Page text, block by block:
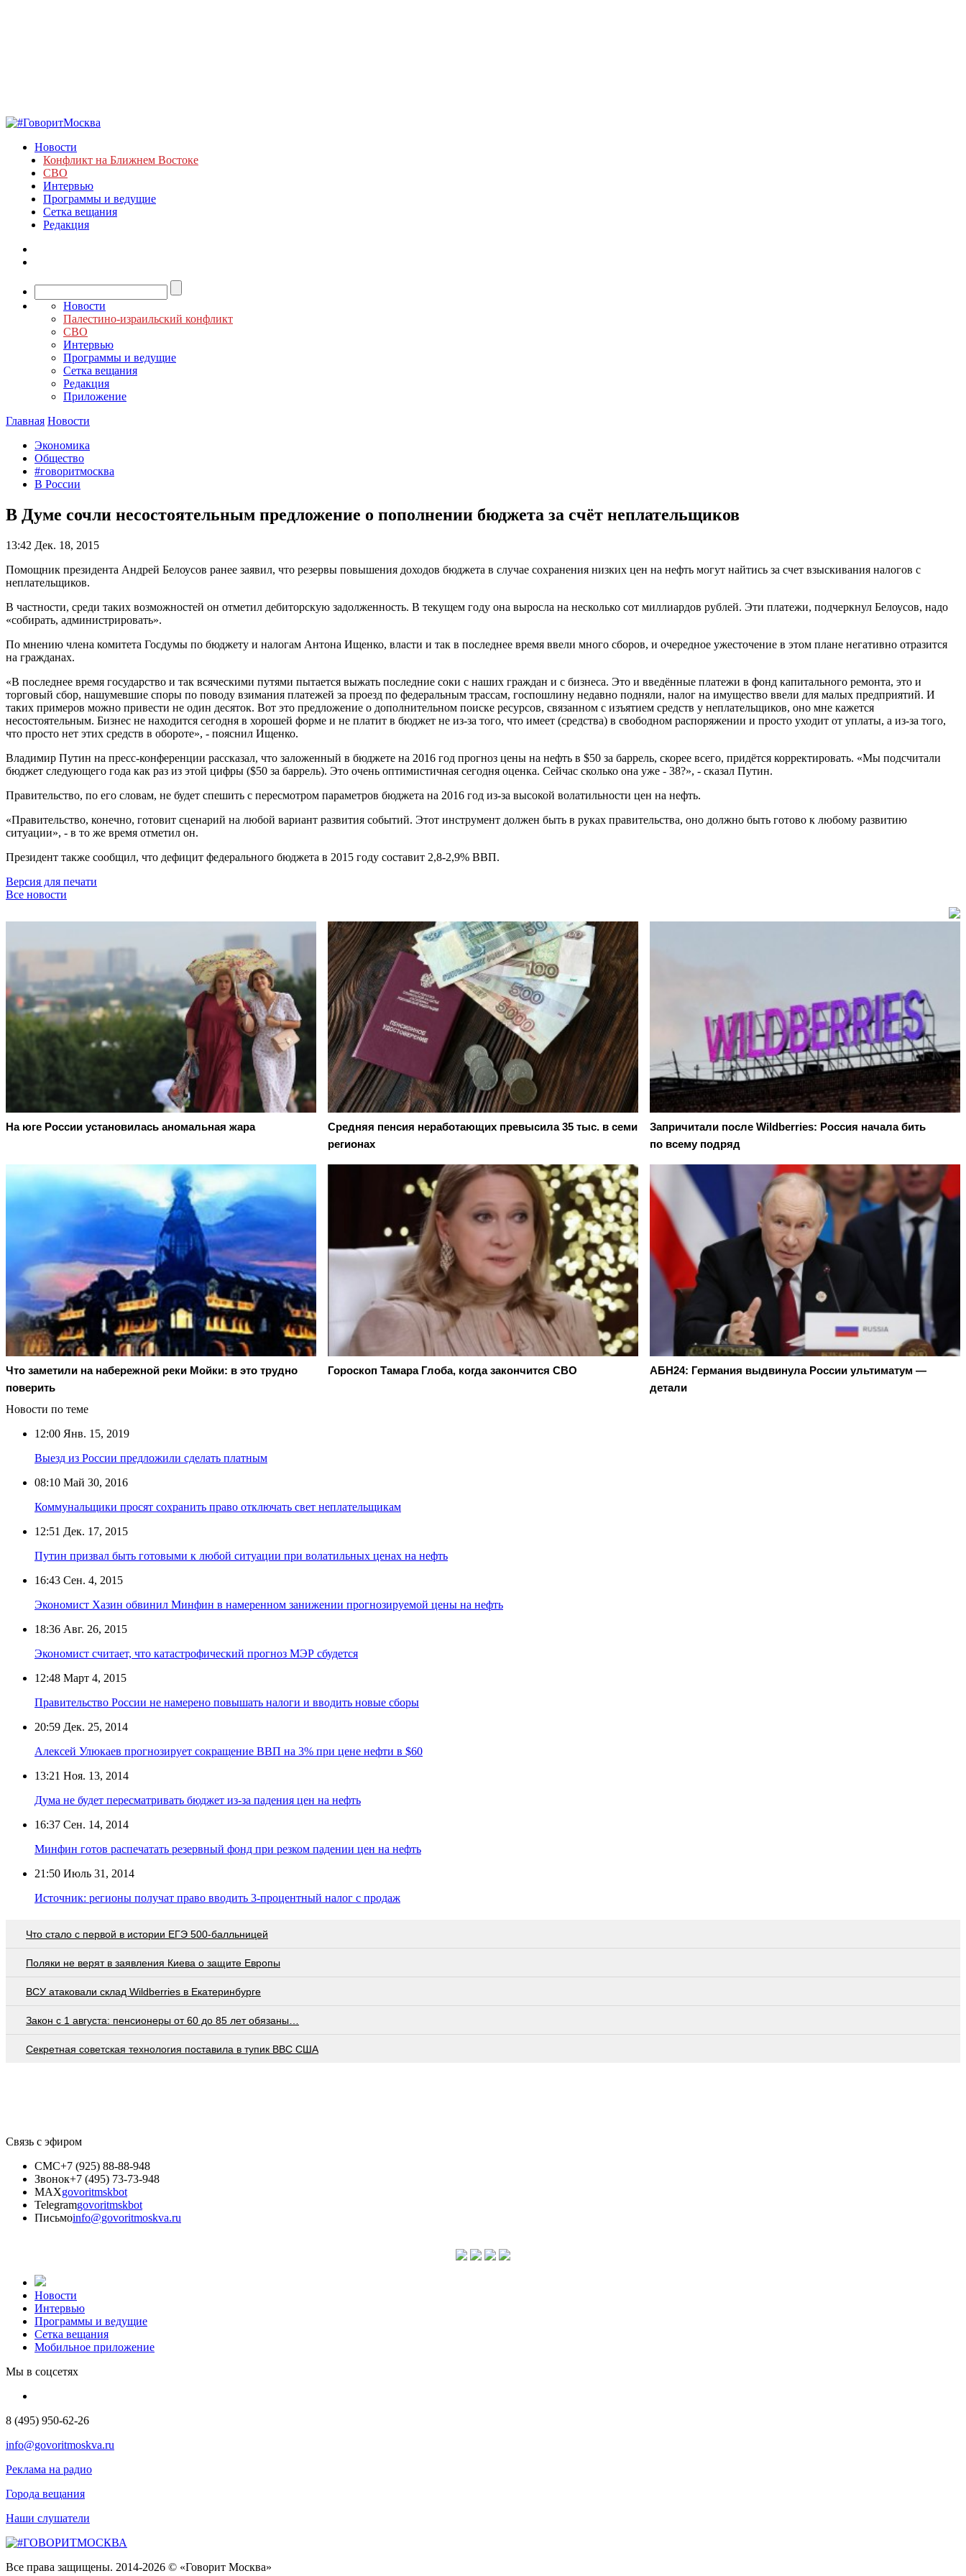
Новости
Конфликт на Ближнем Востоке
СВО
Интервью
Программы и ведущие
Сетка вещания
Редакция
Новости
Палестино-израильский конфликт
СВО
Интервью
Программы и ведущие
Сетка вещания
Редакция
Приложение
Главная Новости
Экономика
Общество
#говоритмосква
В России
В Думе сочли несостоятельным предложение о пополнении бюджета за счёт неплательщиков
13:42 Дек. 18, 2015
Помощник президента Андрей Белоусов ранее заявил, что резервы повышения доходов бюджета в случае сохранения низких цен на нефть могут найтись за счет взыскивания налогов с
неплательщиков.
В частности, среди таких возможностей он отметил дебиторскую задолженность. В текущем году она выросла на несколько сот миллиардов рублей. Эти платежи, подчеркнул Белоусов, надо
«собирать, администрировать».
По мнению члена комитета Госдумы по бюджету и налогам Антона Ищенко, власти и так в последнее время ввели много сборов, и очередное ужесточение в этом плане негативно отразится
на гражданах.
«В последнее время государство и так всяческими путями пытается выжать последние соки с наших граждан и с бизнеса. Это и введённые платежи в фонд капитального ремонта, это и
торговый сбор, нашумевшие споры по поводу взимания платежей за проезд по федеральным трассам, госпошлину недавно подняли, налог на имущество ввели для малых предприятий. И
таких примеров можно привести не один десяток. Вот это предложение о дополнительном поиске ресурсов, связанном с изъятием средств у неплательщиков, оно мне кажется
несостоятельным. Бизнес не находится сегодня в хорошей форме и не платит в бюджет не из-за того, что имеет (средства) в свободном распоряжении и просто уходит от уплаты, а из-за того,
что просто нет этих средств в обороте», - пояснил Ищенко.
Владимир Путин на пресс-конференции рассказал, что заложенный в бюджете на 2016 год прогноз цены на нефть в $50 за баррель, скорее всего, придётся корректировать. «Мы подсчитали
бюджет следующего года как раз из этой цифры ($50 за баррель). Это очень оптимистичная сегодня оценка. Сейчас сколько она уже - 38?», - сказал Путин.
Правительство, по его словам, не будет спешить с пересмотром параметров бюджета на 2016 год из-за высокой волатильности цен на нефть.
«Правительство, конечно, готовит сценарий на любой вариант развития событий. Этот инструмент должен быть в руках правительства, оно должно быть готово к любому развитию
ситуации», - в то же время отметил он.
Президент также сообщил, что дефицит федерального бюджета в 2015 году составит 2,8-2,9% ВВП.
Версия для печати
Все новости
На юге России установилась аномальная жара
Средняя пенсия неработающих превысила 35 тыс. в семи
регионах
Запричитали после Wildberries: Россия начала бить
по всему подряд
Что заметили на набережной реки Мойки: в это трудно
поверить
Гороскоп Тамара Глоба, когда закончится СВО
АБН24: Германия выдвинула России ультиматум —
детали
Новости по теме
12:00 Янв. 15, 2019
Выезд из России предложили сделать платным
08:10 Май 30, 2016
Коммунальщики просят сохранить право отключать свет неплательщикам
12:51 Дек. 17, 2015
Путин призвал быть готовыми к любой ситуации при волатильных ценах на нефть
16:43 Сен. 4, 2015
Экономист Хазин обвинил Минфин в намеренном занижении прогнозируемой цены на нефть
18:36 Авг. 26, 2015
Экономист считает, что катастрофический прогноз МЭР сбудется
12:48 Март 4, 2015
Правительство России не намерено повышать налоги и вводить новые сборы
20:59 Дек. 25, 2014
Алексей Улюкаев прогнозирует сокращение ВВП на 3% при цене нефти в $60
13:21 Ноя. 13, 2014
Дума не будет пересматривать бюджет из-за падения цен на нефть
16:37 Сен. 14, 2014
Минфин готов распечатать резервный фонд при резком падении цен на нефть
21:50 Июль 31, 2014
Источник: регионы получат право вводить 3-процентный налог с продаж
Что стало с первой в истории ЕГЭ 500-балльницей
Поляки не верят в заявления Киева о защите Европы
ВСУ атаковали склад Wildberries в Екатеринбурге
Закон с 1 августа: пенсионеры от 60 до 85 лет обязаны…
Секретная советская технология поставила в тупик ВВС США
Связь с эфиром
СМС+7 (925) 88-88-948
Звонок+7 (495) 73-73-948
MAXgovoritmskbot
Telegramgovoritmskbot
Письмоinfo@govoritmoskva.ru
Новости
Интервью
Программы и ведущие
Сетка вещания
Мобильное приложение
Мы в соцсетях
8 (495) 950-62-26
info@govoritmoskva.ru
Реклама на радио
Города вещания
Наши слушатели
Все права защищены. 2014-2026 © «Говорит Москва»